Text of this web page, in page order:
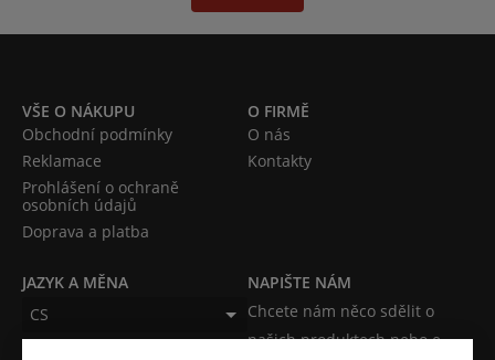
VŠE O NÁKUPU
Obchodní podmínky
Reklamace
Prohlášení o ochraně
osobních údajů
Doprava a platba
O FIRMĚ
O nás
Kontakty
JAZYK A MĚNA
CS
NAPIŠTE NÁM
Chcete nám něco sdělit o
našich produktech nebo e-